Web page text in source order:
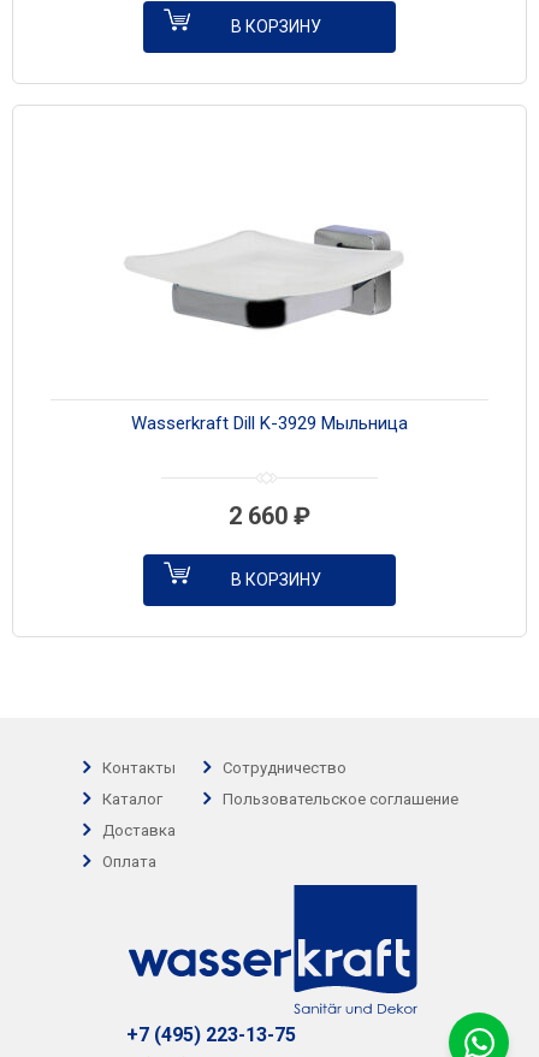
В КОРЗИНУ
Wasserkraft Dill K-3929 Мыльница
2 660 ₽
В КОРЗИНУ
Контакты
Каталог
Доставка
Оплата
Сотрудничество
Пользовательское соглашение
+7 (495) 223-13-75